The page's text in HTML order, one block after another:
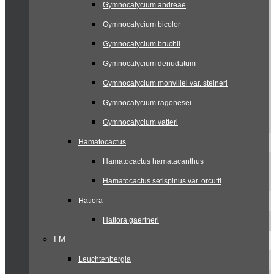
Gymnocalycium andreae
Gymnocalycium bicolor
Gymnocalycium bruchii
Gymnocalycium denudatum
Gymnocalycium monvillei var. steineri
Gymnocalycium ragonesei
Gymnocalycium vatteri
Hamatocactus
Hamatocactus hamatacanthus
Hamatocactus setispinus var. orcutti
Hatiora
Hatiora gaertneri
I-M
Leuchtenbergia